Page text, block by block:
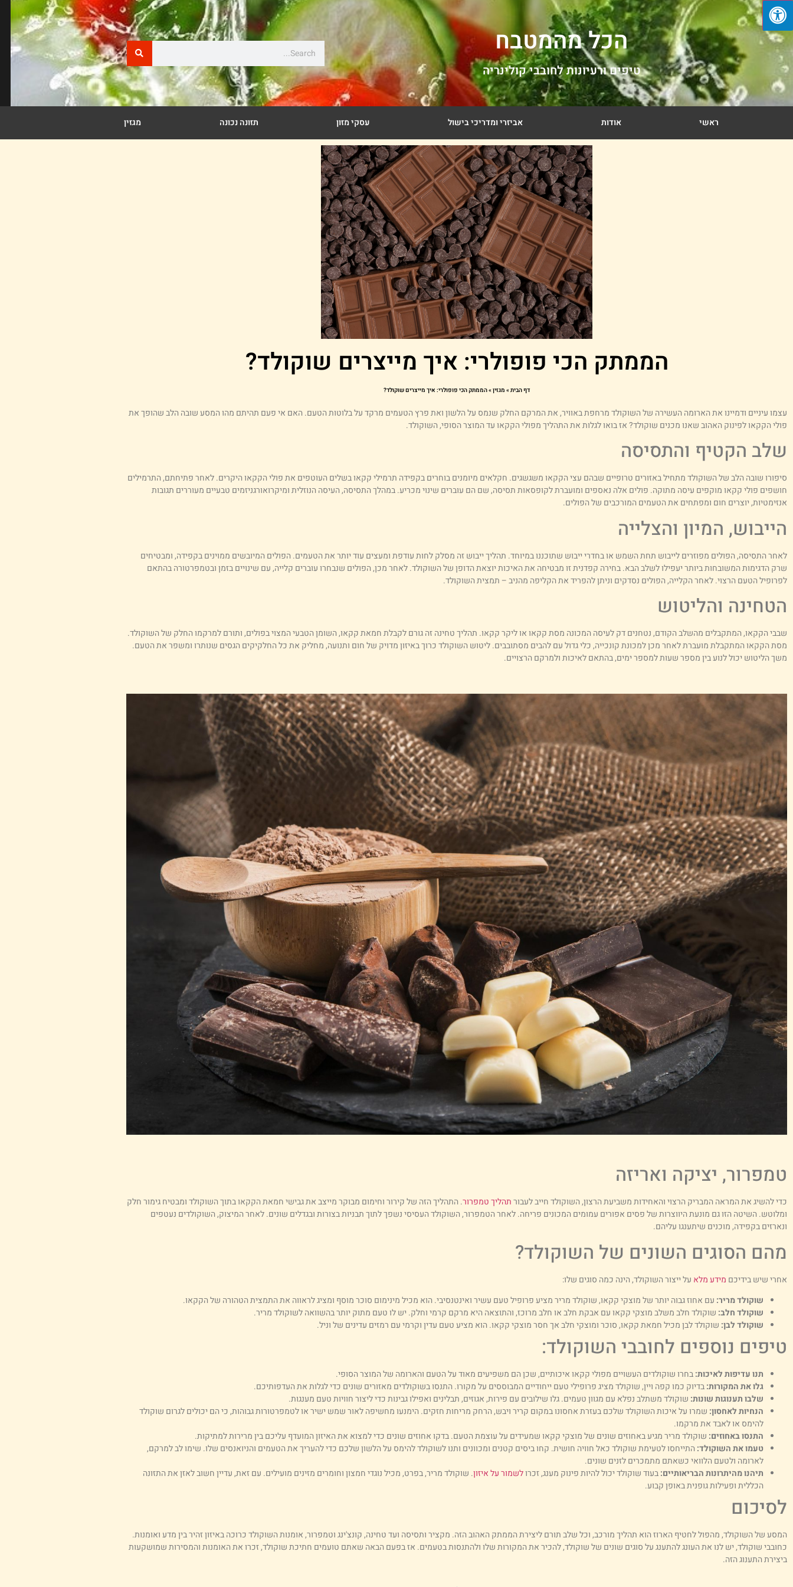
הכל מהמטבח
טיפים ורעיונות לחובבי קולינריה
ראשי אודות אביזרי ומדריכי בישול עסקי מזון תזונה נכונה מגזין
הממתק הכי פופולרי: איך מייצרים שוקולד?
דף הבית» מגזין»הממתק הכי פופולרי: איך מייצרים שוקולד?
עצמו עיניים ודמיינו את הארומה העשירה של השוקולד מרחפת באוויר, את המרקם החלק שנמס על הלשון ואת פרץ הטעמים מרקד על בלוטות הטעם. האם אי פעם תהיתם מהו המסע שובה הלב שהופך את
פולי הקקאו לפינוק האהוב שאנו מכנים שוקולד? אז בואו לגלות את התהליך מפולי הקקאו עד המוצר הסופי, השוקולד.
שלב הקטיף והתסיסה
סיפורו שובה הלב של השוקולד מתחיל באזורים טרופיים שבהם עצי הקקאו משגשגים. חקלאים מיומנים בוחרים בקפידה תרמילי קקאו בשלים העוטפים את פולי הקקאו היקרים. לאחר פתיחתם, התרמילים
חושפים פולי קקאו מוקפים עיסה מתוקה. פולים אלה נאספים ומועברת לקופסאות תסיסה, שם הם עוברים שינוי מכריע. במהלך התסיסה, העיסה הנוזלית ומיקרואורגניזמים טבעיים מעוררים תגובות
אנזימטיות, יוצרים חום ומפתחים את הטעמים המורכבים של הפולים.
הייבוש, המיון והצלייה
לאחר התסיסה, הפולים מפוזרים לייבוש תחת השמש או בחדרי ייבוש שתוכננו במיוחד. תהליך ייבוש זה מסלק לחות עודפת ומעצים עוד יותר את הטעמים. הפולים המיובשים ממוינים בקפידה, ומבטיחים
שרק הדגימות המשובחות ביותר יעפילו לשלב הבא. בחירה קפדנית זו מבטיחה את האיכות יוצאת הדופן של השוקולד. לאחר מכן, הפולים שנבחרו עוברים קלייה, עם שינויים בזמן ובטמפרטורה בהתאם
לפרופיל הטעם הרצוי. לאחר הקלייה, הפולים נסדקים וניתן להפריד את הקליפה מהניב – תמצית השוקולד.
הטחינה והליטוש
שבבי הקקאו, המתקבלים מהשלב הקודם, נטחנים דק לעיסה המכונה מסת קקאו או ליקר קקאו. תהליך טחינה זה גורם לקבלת חמאת קקאו, השומן הטבעי המצוי בפולים, ותורם למרקמו החלק של השוקולד.
מסת הקקאו המתקבלת מועברת לאחר מכן למכונת קונכייה, כלי גדול עם להבים מסתובבים. ליטוש השוקולד כרוך באיזון מדויק של חום ותנועה, מחליק את כל החלקיקים הגסים שנותרו ומשפר את הטעם.
משך הליטוש יכול לנוע בין מספר שעות למספר ימים, בהתאם לאיכות ולמרקם הרצויים.
טמפרור, יציקה ואריזה
כדי להשיג את המראה המבריק הרצוי והאחידות משביעת הרצון, השוקולד חייב לעבורתהליך טמפרור. התהליך הזה של קירור וחימום מבוקר מייצב את גבישי חמאת הקקאו בתוך השוקולד ומבטיח גימור חלק
ומלוטש. השיטה הזו גם מונעת היווצרות של פסים אפורים עמומים המכונים פריחה. לאחר הטמפרור, השוקולד העסיסי נשפך לתוך תבניות בצורות ובגדלים שונים. לאחר המיצוק, השוקולדים נעטפים
ונארזים בקפידה, מוכנים שיתענגו עליהם.
מהם הסוגים השונים של השוקולד?
אחרי שיש בידיכם מידע מלא על ייצור השוקולד, הינה כמה סוגים שלו:
שוקולד מריר: עם אחוז גבוה יותר של מוצקי קקאו, שוקולד מריר מציע פרופיל טעם עשיר ואינטנסיבי. הוא מכיל מינימום סוכר מוסף ומציג לראווה את התמצית הטהורה של הקקאו.
שוקולד חלב: שוקולד חלב משלב מוצקי קקאו עם אבקת חלב או חלב מרוכז, והתוצאה היא מרקם קרמי וחלק. יש לו טעם מתוק יותר בהשוואה לשוקולד מריר.
שוקולד לבן: שוקולד לבן מכיל חמאת קקאו, סוכר ומוצקי חלב אך חסר מוצקי קקאו. הוא מציע טעם עדין וקרמי עם רמזים עדינים של וניל.
טיפים נוספים לחובבי השוקולד:
תנו עדיפות לאיכות:בחרו שוקולדים העשויים מפולי קקאו איכותיים, שכן הם משפיעים מאוד על הטעם והארומה של המוצר הסופי.
גלו את המקורות:בדיוק כמו קפה ויין, שוקולד מציג פרופילי טעם ייחודיים המבוססים על מקורו. התנסו בשוקולדים מאזורים שונים כדי לגלות את העדפותיכם.
שלבו תענוגות שונות: שוקולד משתלב נפלא עם מגוון טעמים. גלו שילובים עם פירות, אגוזים, תבלינים ואפילו גבינות כדי ליצור חוויות טעם מענגות.
הנחיות לאחסון: שמרו על איכות השוקולד שלכם בעזרת אחסונו במקום קריר ויבש, הרחק מריחות חזקים. הימנעו מחשיפה לאור שמש ישיר או לטמפרטורות גבוהות, כי הם יכולים לגרום שוקולד
להימס או לאבד את מרקמו.
התנסו באחוזים: שוקולד מריר מגיע באחוזים שונים של מוצקי קקאו שמעידים על עוצמת הטעם. בדקו אחוזים שונים כדי למצוא את האיזון המועדף עליכם בין מרירות למתיקות.
טעמו את השוקולד:התייחסו לטעימת שוקולד כאל חוויה חושית. קחו ביסים קטנים ומכוונים ותנו לשוקולד להימס על הלשון שלכם כדי להעריך את הטעמים והניואנסים שלו. שימו לב למרקם,
לארומה ולטעם הלוואי כשאתם מתמכרים לזנים שונים.
תיהנו מהיתרונות הבריאותיים:בעוד שוקולד יכול להיות פינוק מענג, זכרולשמור על איזון. שוקולד מריר, בפרט, מכיל נוגדי חמצון וחומרים מזינים מועילים. עם זאת, עדיין חשוב לאזן את התזונה
הכללית ופעילות גופנית באופן קבוע.
לסיכום
המסע של השוקולד, מהפול לחטיף הארוז הוא תהליך מורכב, וכל שלב תורם ליצירת הממתק האהוב הזה. מקציר ותסיסה ועד טחינה, קונצ'ינג וטמפרור, אומנות השוקולד כרוכה באיזון זהיר בין מדע ואומנות.
כחובבי שוקולד, יש לנו את העונג להתענג על סוגים שונים של שוקולד, להכיר את המקורות שלו ולהתנסות בטעמים. אז בפעם הבאה שאתם טועמים חתיכת שוקולד, זכרו את האומנות והמסירות שמושקעות
ביצירת התענוג הזה.